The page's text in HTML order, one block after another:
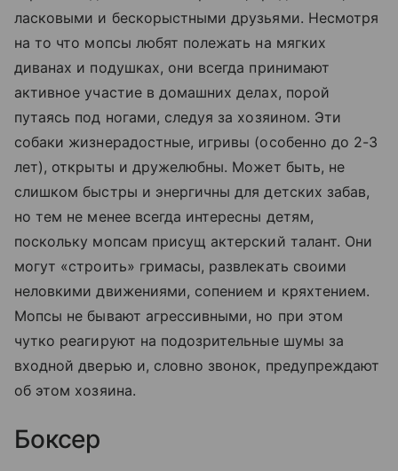
ласковыми и бескорыстными друзьями. Несмотря
на то что мопсы любят полежать на мягких
диванах и подушках, они всегда принимают
активное участие в домашних делах, порой
путаясь под ногами, следуя за хозяином. Эти
собаки жизнерадостные, игривы (особенно до 2-3
лет), открыты и дружелюбны. Может быть, не
слишком быстры и энергичны для детских забав,
но тем не менее всегда интересны детям,
поскольку мопсам присущ актерский талант. Они
могут «строить» гримасы, развлекать своими
неловкими движениями, сопением и кряхтением.
Мопсы не бывают агрессивными, но при этом
чутко реагируют на подозрительные шумы за
входной дверью и, словно звонок, предупреждают
об этом хозяина.
Боксер